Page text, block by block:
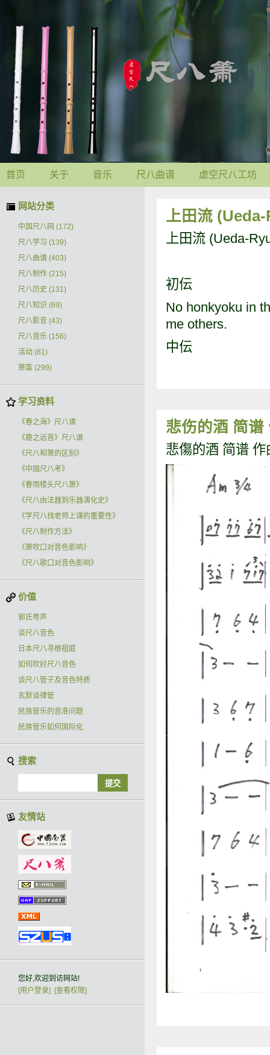
首页 关于 音乐 尺八曲谱 虚空尺八工坊
上田流
上田流 (Ueda-
初伝
No honkyoku in
me others.
中伝
悲伤的酒 简谱
悲傷的酒 简谱
网站分类
中国尺八网 (172)
尺八学习 (139)
尺八曲谱 (403)
尺八制作 (215)
尺八历史 (131)
尺八知识 (69)
尺八影音 (43)
尺八音乐 (156)
活动 (81)
箫笛 (299)
学习资料
《春之海》尺八谱
《鹿之远音》尺八谱
《尺八和箫的区别》
《中国尺八考》
《春雨楼头尺八箫》
《尺八由法器到乐器演化史》
《学尺八找老师上课的重要性》
《尺八制作方法》
《箫吹口对音色影响》
《尺八歌口对音色影响》
价值
郭氏粤声
谈尺八音色
日本尺八寻根祖庭
如何吹好尺八音色
谈尺八管子及音色特质
玄默谈律管
民族管乐的音准问题
民族管乐如何国际化
搜索
友情站
您好,欢迎到访网站!
[用户登录]
[查看权限]